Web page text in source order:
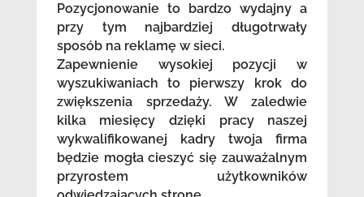
Pozycjonowanie to bardzo wydajny a
przy tym najbardziej długotrwały
sposób na reklamę w sieci.
Zapewnienie wysokiej pozycji w
wyszukiwaniach to pierwszy krok do
zwiększenia sprzedaży. W zaledwie
kilka miesięcy dzięki pracy naszej
wykwalifikowanej kadry twoja firma
będzie mogła cieszyć się zauważalnym
przyrostem użytkowników